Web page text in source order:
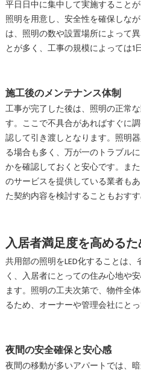
平日日中に集中して実施すること
照明を用意し、安全性を確保しな
は、照明の数や設置場所によって
とが多く、工事の規模によっては1
施工後のメンテナンス体制
工事が完了した後は、照明の正常
す。ここで不具合があればすぐに
認して引き渡しとなります。照明
る場合も多く、万が一のトラブル
かを確認しておくと安心です。ま
のサービスを提供している業者も
た契約内容を検討することもおすす
入居者満足度を高める
共用部の照明をLED化することは
く、入居者にとっての住み心地や
ます。照明の工夫次第で、物件全
るため、オーナーや管理会社にと
夜間の安全確保と安心感
夜間の移動が多いアパートでは、